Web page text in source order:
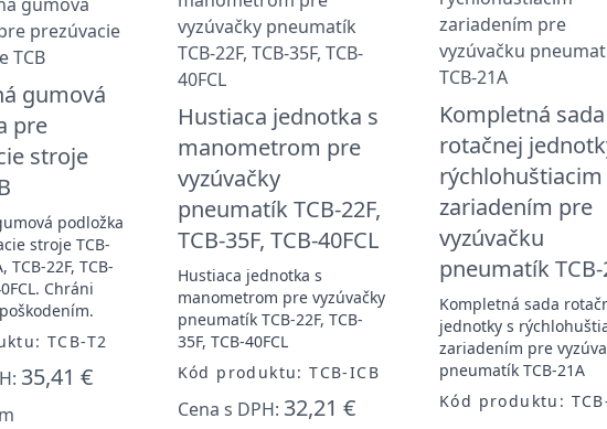
gumová
pre
stroje
podložka
stroje TCB-
TCB-22F, TCB-
Chráni
TCB-T2
35,41 €
Hustiaca jednotka s
manometrom pre
vyzúvačky
pneumatík TCB-22F,
TCB-35F, TCB-40FCL
Hustiaca jednotka s
manometrom pre vyzúvačky
pneumatík TCB-22F, TCB-
35F, TCB-40FCL
Kód produktu: TCB-ICB
Cena s DPH: 32,21 €
Kompletná sada
rotačnej
rýchlohuštiacim
zariadením pre
vyzúvačku
pneumatík
Kompletná sada
jednotky s
zariadením pre
pneumatík TCB-21A
Kód produktu: